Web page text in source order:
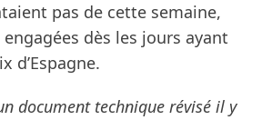
pas de cette semaine,
dès les jours ayant
d’Espagne.
document technique révisé il y